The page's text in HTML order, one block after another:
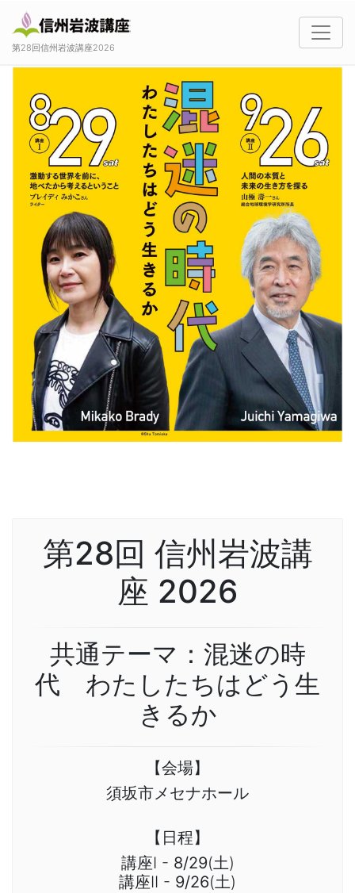
第28回信州岩波講座2026
第28回 信州岩波講
座 2026
共通テーマ：混迷の時
代 わたしたちはどう生
きるか
【会場】
須坂市メセナホール
【日程】
講座I - 8/29(土)
講座II - 9/26(土)